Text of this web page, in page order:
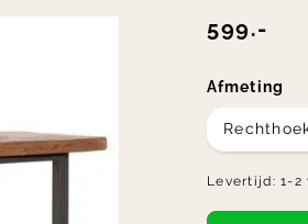
599.-
Afmeting
Levertijd:1-2